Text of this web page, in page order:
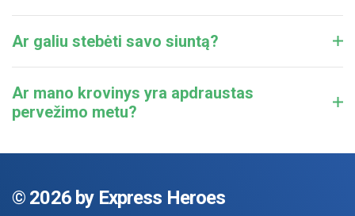
Ar galiu stebėti savo siuntą?
Ar mano krovinys yra apdraustas
pervežimo metu?
© 2026 by Express Heroes